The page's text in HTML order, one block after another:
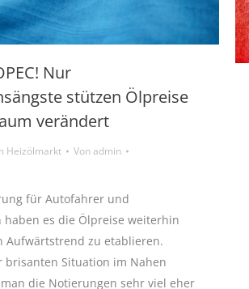
Nur
stützen Ölpreise
verändert
Heizölmarkt Vonadmin
für Autofahrer und
haben es die Ölpreise weiterhin
Aufwärtstrend zu etablieren.
brisanten Situation im Nahen
die Notierungen sehr viel eher